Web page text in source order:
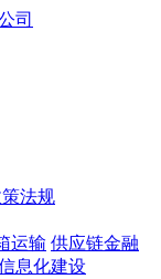
法规
运输 供应链金融
息化建设